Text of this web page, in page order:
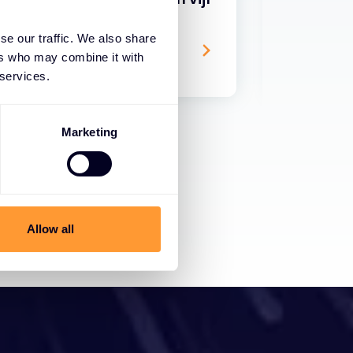
our traffic. We also share
who may combine it with
Marketing
Allow all